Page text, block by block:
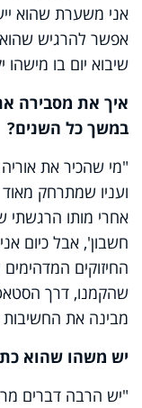
אני משערת שהוא
אפשר להרגיש שהוא
שיבוא יום בו
איך את מסבירה
במשך כל השנים?
"מי שהכיר את
ועניו שמתרחק
אחרי מותו הרגשתי
חשבון', אבל כיום
החיזוקים
שהקמנו, דרך
מבינה את
יש משהו שהוא
"יש הרבה דברים